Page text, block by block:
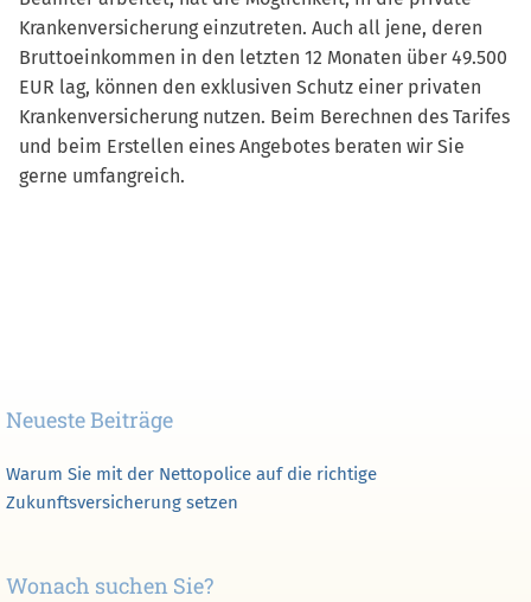
Krankenversicherung einzutreten. Auch all jene, deren
Bruttoeinkommen in den letzten 12 Monaten über 49.500
EUR lag, können den exklusiven Schutz einer privaten
Krankenversicherung nutzen. Beim Berechnen des Tarifes
und beim Erstellen eines Angebotes beraten wir Sie
gerne umfangreich.
Neueste Beiträge
Warum Sie mit der Nettopolice auf die richtige
Zukunftsversicherung setzen
Wonach suchen Sie?